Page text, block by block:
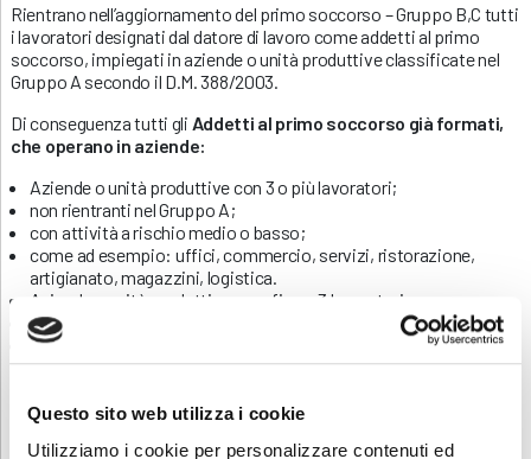
Questo sito web utilizza i cookie
Utilizziamo i cookie per personalizzare contenuti ed
Rientrano nell’aggiornamento del primo soccorso – Gruppo B,C tutti
i lavoratori designati dal datore di lavoro come addetti al primo
soccorso, impiegati in aziende o unità produttive classificate nel
Gruppo A secondo il D.M. 388/2003.
Di conseguenza tutti gli Addetti al primo soccorso già formati,
che operano in aziende:
Aziende o unità produttive con 3 o più lavoratori;
non rientranti nel Gruppo A;
con attività a rischio medio o basso;
come ad esempio: uffici, commercio, servizi, ristorazione,
artigianato, magazzini, logistica.
Aziende o unità produttive: con fino a 3 lavoratori;
attività a basso rischio infortunistico;
come: piccoli negozi, studi professionali, microimprese
familiari, piccole realtà agricole.
Aggiornamento obbligatorio ogni 3 anni della durata di
Per i lavoratori stranieri, è necessarioverificare la